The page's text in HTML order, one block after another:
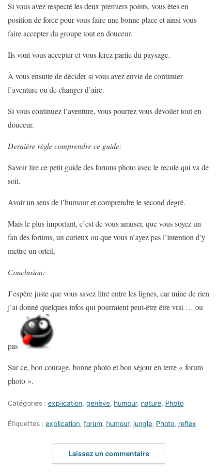
Si vous avez respecté les deux premiers points, vous êtes en
position de force pour vous faire une bonne place et ainsi vous
faire accepter du groupe tout en douceur.
Ils vont vous accepter et vous ferez partie du paysage.
À vous ensuite de décider si vous avez envie de continuer
l’aventure ou de changer d’aire.
Si vous continuez l’aventure, vous pourrez vous dévoiler tout en
douceur.
Dernière règle comprendre ce guide:
Savoir lire ce petit guide des forums photo avec le recule qui va de
soit.
Avoir un sens de l’humour et comprendre le second degré.
Mais le plus important, c’est de vous amuser, que vous soyez un
fan des forums, un curieux ou que vous n’ayez pas l’intention d’y
mettre un orteil.
Conclusion:
J’espère juste que vous savez litre entre les lignes, car mine de rien
j’ai donné quelques infos qui pourraient peut-être être vrai … ou
pas
Sur ce, bon courage, bonne photo et bon séjour en terre « forum
photo ».
Catégories : explication, genève, humour, nature, Photo
Étiquettes : explication, forum, humour, jungle, Photo, reflex
Laissez un commentaire